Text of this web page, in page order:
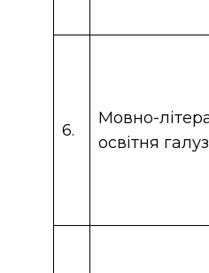
6.
Мовно-
освітня